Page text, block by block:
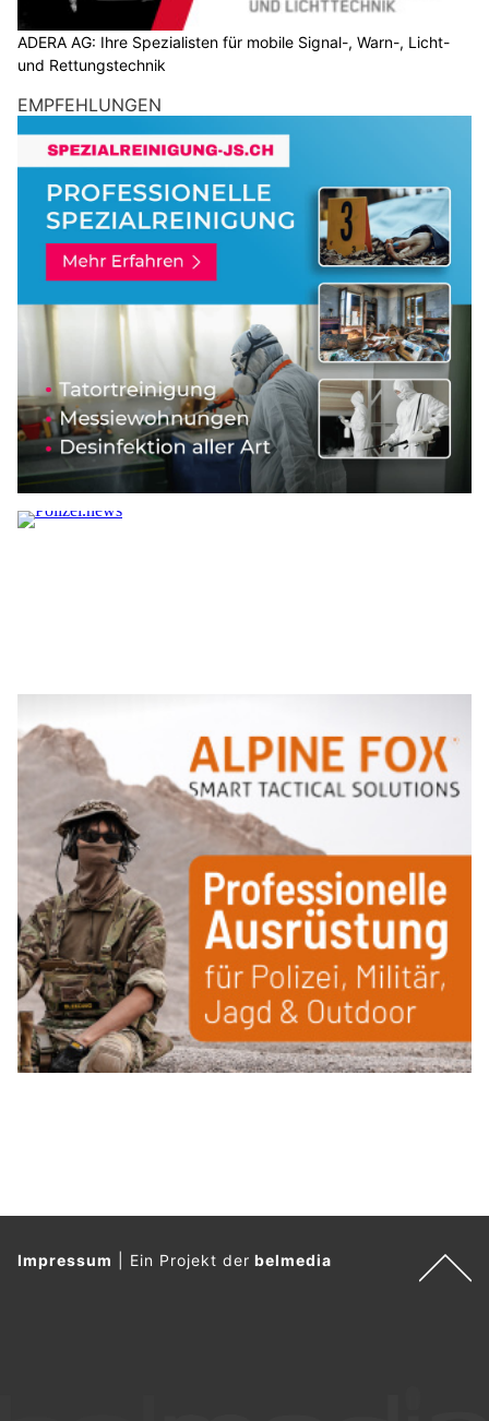
ADERA AG: Ihre Spezialisten für mobile Signal-, Warn-, Licht-
und Rettungstechnik
EMPFEHLUNGEN
Impressum Ein Projekt derbelmedia